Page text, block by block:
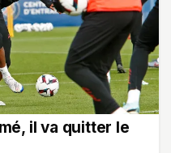
il va quitter le